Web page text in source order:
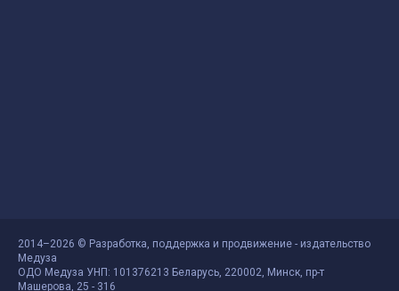
2014–2026 © Разработка, поддержка и продвижение - издательство
Медуза
ОДО Медуза УНП: 101376213 Беларусь, 220002, Минск, пр-т
Машерова, 25 - 316